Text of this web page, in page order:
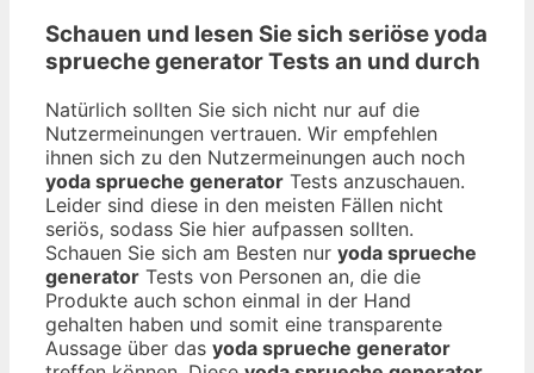
Schauen und lesen Sie sich seriöseyoda
sprueche generatorTests an und durch
Natürlich sollten Sie sich nicht nur auf die
Nutzermeinungen vertrauen. Wir empfehlen
ihnen sich zu den Nutzermeinungen auch noch
yoda sprueche generator Tests anzuschauen.
Leider sind diese in den meisten Fällen nicht
seriös, sodass Sie hier aufpassen sollten.
Schauen Sie sich am Besten nur yoda sprueche
generator Tests von Personen an, die die
Produkte auch schon einmal in der Hand
gehalten haben und somit eine transparente
Aussage über das yoda sprueche generator